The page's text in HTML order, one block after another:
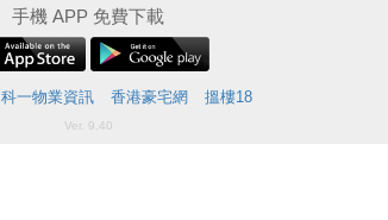
手機 APP 免費下載
科一物業資訊 香港豪宅網 搵樓18
Ver. 9.40